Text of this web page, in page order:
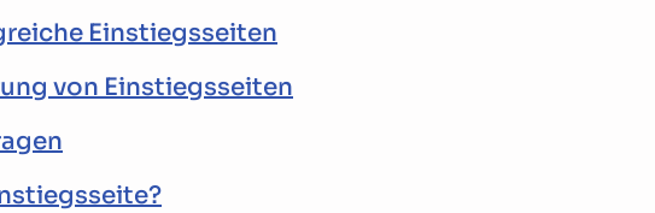
Einstiegsseiten
von Einstiegsseiten